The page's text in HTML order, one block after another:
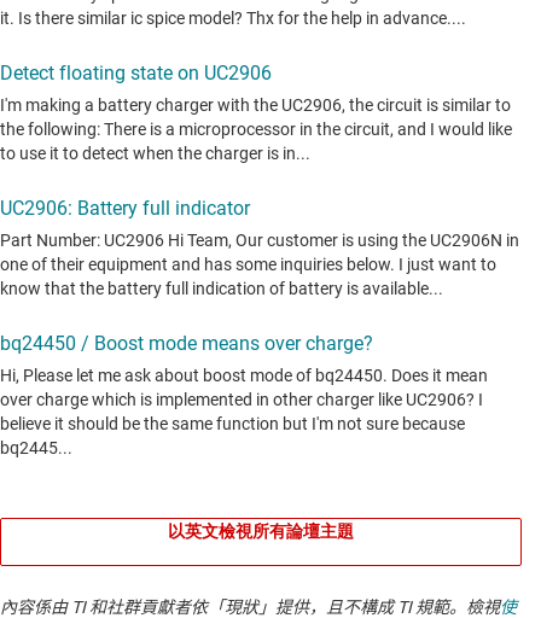
以英文檢視所有論壇主題
內容係由 TI 和社群貢獻者依「現狀」提供，且不構成 TI 規範。檢視使